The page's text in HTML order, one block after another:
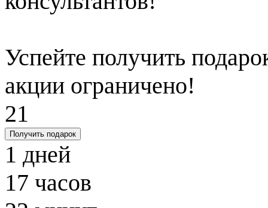
Успейте получить
акции ограничено!
21
Получить подарок
1 дней
17 часов